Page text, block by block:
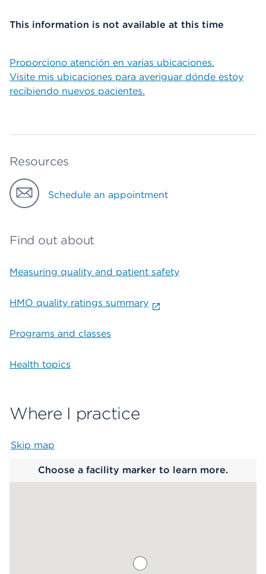
This information is not available at this time
Proporciono atención en varias ubicaciones.
Visite mis ubicaciones para averiguar dónde estoy
recibiendo nuevos pacientes.
Resources
Schedule an appointment
Find out about
Measuring quality and patient safety
HMO quality ratings summary
Programs and classes
Health topics
Where I practice
Skip map
Choose a facility marker to learn more.